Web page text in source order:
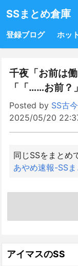
SSまとめ倉庫
登録ブログ ホッ
千夜「お前は
「「……お前？
Posted by SS古
2025/05/20
同じSSをまとめ
あやめ速報-SS
アイマスのSS